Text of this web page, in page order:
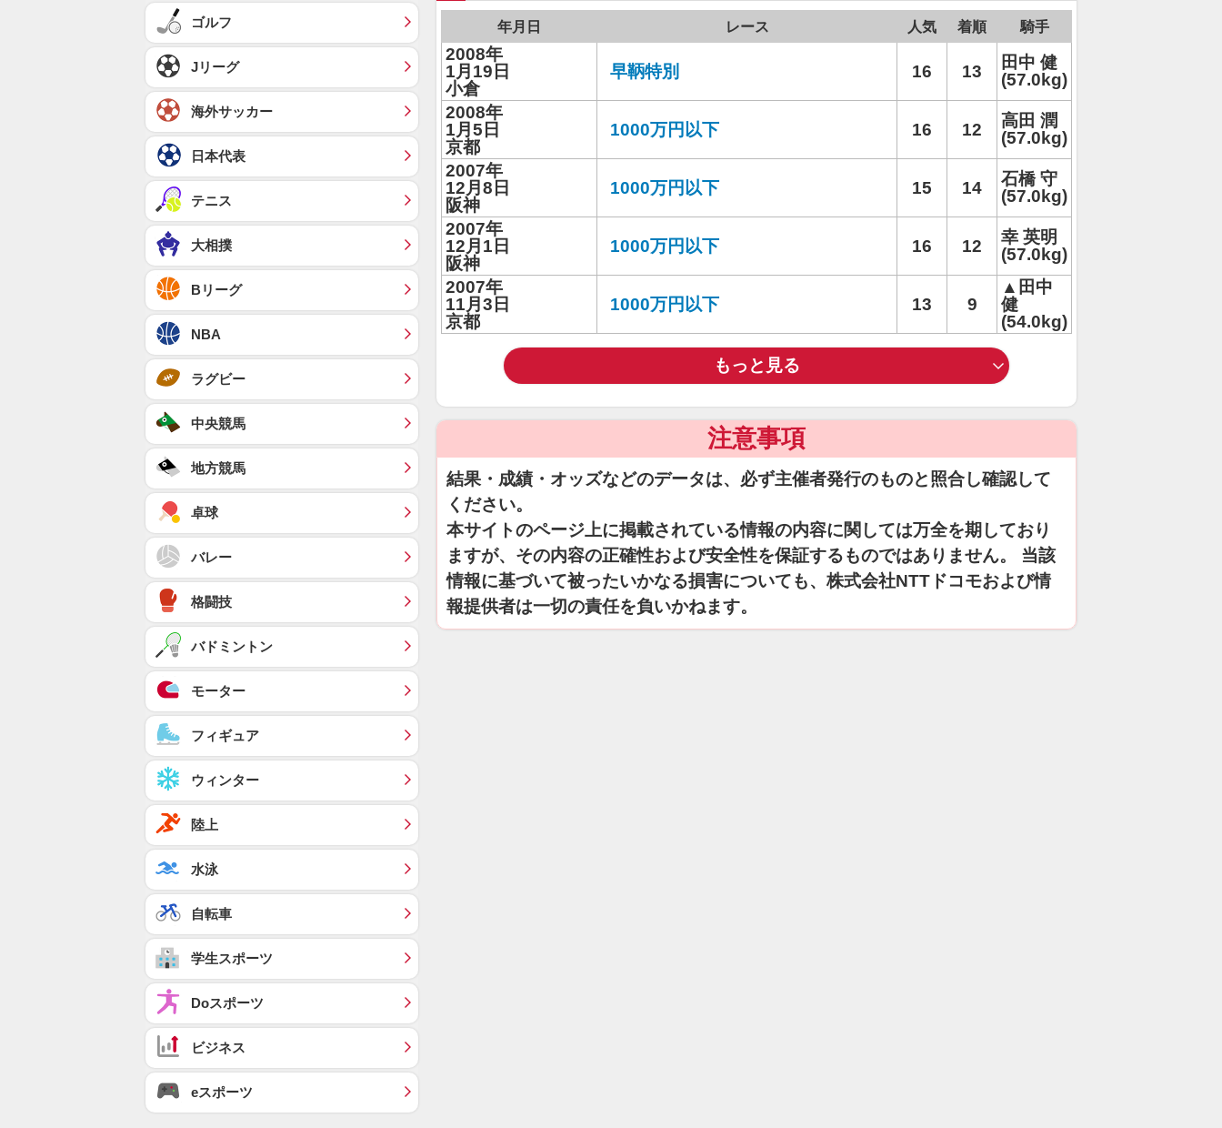
年月日 レース 人気 着順 騎手
2008年
1月19日
小倉
早鞆特別 16 13
田中 健
(57.0kg)
2008年
1月5日
京都
1000万円以下 16 12
高田 潤
(57.0kg)
2007年
12月8日
阪神
1000万円以下 15 14
石橋 守
(57.0kg)
2007年
12月1日
阪神
1000万円以下 16 12
幸 英明
(57.0kg)
2007年
11月3日
京都
1000万円以下 13 9
▲田中
健
(54.0kg)
もっと見る
注意事項
結果・成績・オッズなどのデータは、必ず主催者発行のものと照合し確認して
ください。
本サイトのページ上に掲載されている情報の内容に関しては万全を期しており
ますが、その内容の正確性および安全性を保証するものではありません。 当該
情報に基づいて被ったいかなる損害についても、株式会社NTTドコモおよび情
報提供者は一切の責任を負いかねます。
ゴルフ
Jリーグ
海外サッカー
日本代表
テニス
大相撲
Bリーグ
NBA
ラグビー
中央競馬
地方競馬
卓球
バレー
格闘技
バドミントン
モーター
フィギュア
ウィンター
陸上
水泳
自転車
学生スポーツ
Doスポーツ
ビジネス
eスポーツ